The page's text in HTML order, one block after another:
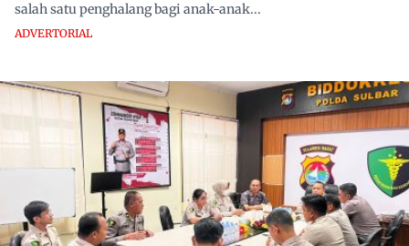
salah satu penghalang bagi anak-anak...
ADVERTORIAL